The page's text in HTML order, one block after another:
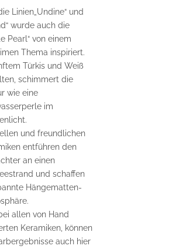
Linien„Undine“ und
wurde auch die
Pearl“ von einem
Thema inspiriert.
Türkis und Weiß
schimmert die
wie eine
im
und freundlichen
entführen den
an einen
und schaffen
Hängematten-
allen von Hand
Keramiken, können
auch hier